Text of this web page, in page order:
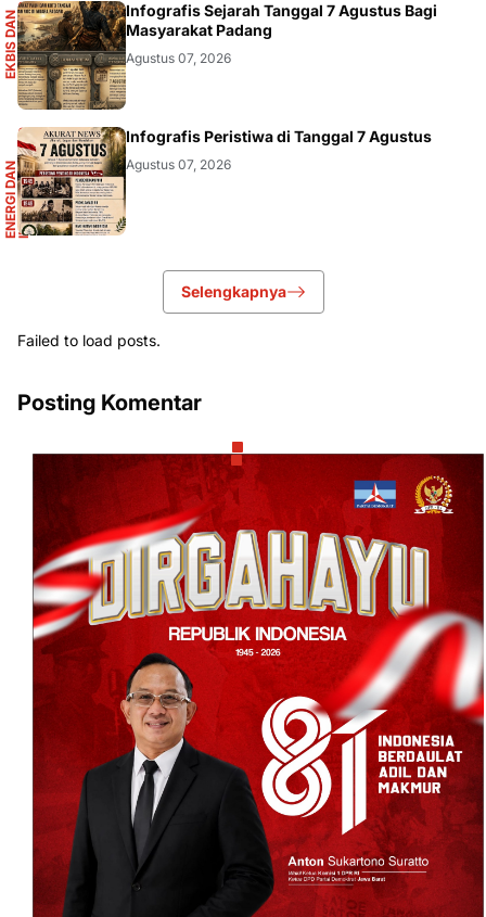
E
K
B
I
S
D
A
N
I
N
F
O
G
R
A
F
IS
Infografis Sejarah Tanggal 7 Agustus Bagi
Masyarakat Padang
Agustus 07, 2026
E
N
E
R
G
I
D
A
N
I
N
F
R
A
S
T
R
U
K
T
UR Infografis Peristiwa di Tanggal 7 Agustus
Agustus 07, 2026
Selengkapnya
Failed to load posts.
Posting Komentar